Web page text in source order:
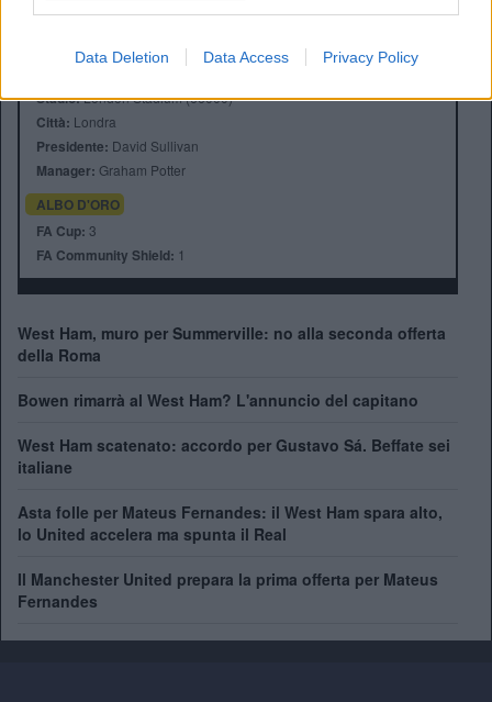
Data Deletion Data Access Privacy Policy
Stadio:London Stadium (66000)
Città: Londra
Presidente: David Sullivan
Manager: Graham Potter
ALBO D'ORO
FA Cup: 3
FA Community Shield: 1
West Ham, muro per Summerville: no alla seconda offerta
della Roma
Bowen rimarrà al West Ham? L'annuncio del capitano
West Ham scatenato: accordo per Gustavo Sá. Beffate sei
italiane
Asta folle per Mateus Fernandes: il West Ham spara alto,
lo United accelera ma spunta il Real
Il Manchester United prepara la prima offerta per Mateus
Fernandes